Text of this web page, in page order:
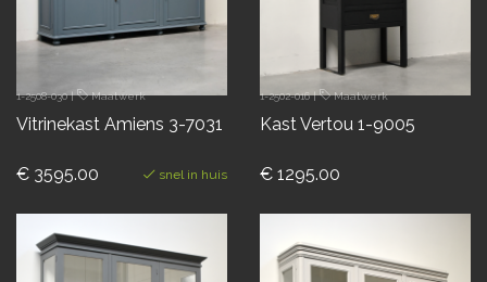
1-2508-030| Maatwerk
Vitrinekast Amiens 3-7031
€ 3595.00 snel in huis
1-2502-016| Maatwerk
Kast Vertou 1-9005
€ 1295.00